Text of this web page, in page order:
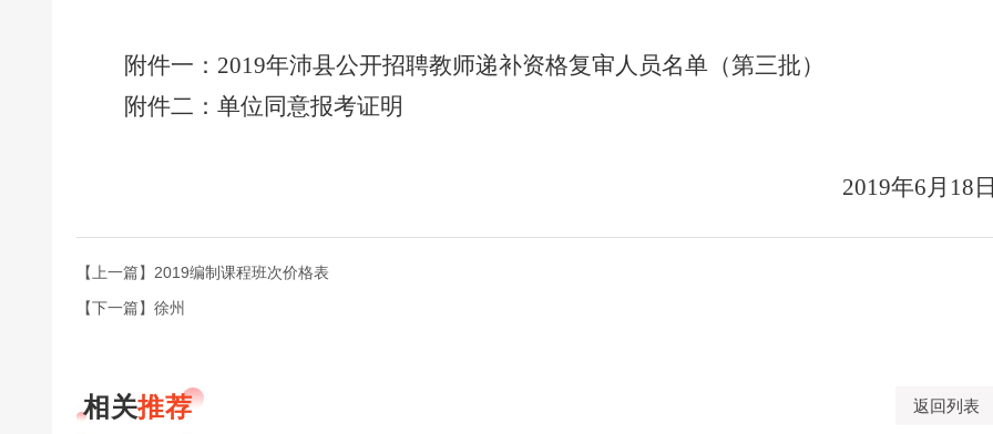
附件一： 2019年沛县公开招聘教师递补资格复审人员名单（第三批）
附件二： 单位同意报考证明
2019年6月 18
【上一篇】2019编制课程班次价格表
【下一篇】徐州
相关推荐 返回列表